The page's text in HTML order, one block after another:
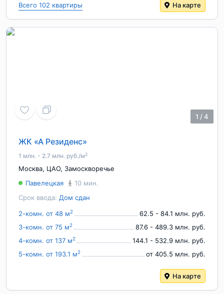
Всего 102 квартиры На карте
1 /4
ЖК «А Резиденс»
1 млн. - 2.7 млн. руб./м2
Москва, ЦАО, Замоскворечье
Срок ввода: Дом сдан
Павелецкая 10 мин.
2-комн. от 48 м2
62.5 - 84.1 млн. руб.
3-комн. от 75 м2
87.6 - 489.3 млн. руб.
4-комн. от 137 м2
144.1 - 532.9 млн. руб.
5-комн. от 193.1 м2 от 405.5 млн. руб.
На карте